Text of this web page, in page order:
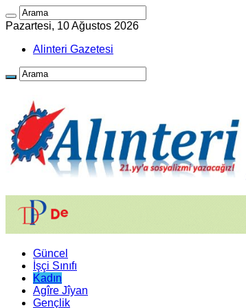
Pazartesi, 10 Ağustos 2026
Alinteri Gazetesi
Güncel
İşçi Sınıfı
Kadın
Agîre Jîyan
Gençlik